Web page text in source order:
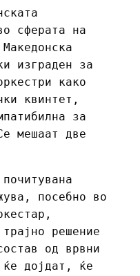
сферата на
изграден за
како
квинтет,
за
мешаат две
посебно во
решение
од врвни
ќе дојдат, ќе